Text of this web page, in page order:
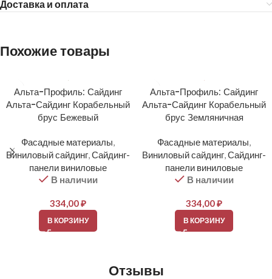
Доставка и оплата
Похожие товары
Альта-Профиль: Сайдинг
Альта-Сайдинг Корабельный
брус Бежевый
Фасадные материалы,
Виниловый сайдинг,Сайдинг-
панели виниловые
В наличии
334,00₽
В КОРЗИНУ
Альта-Профиль: Сайдинг
Альта-Сайдинг Корабельный
брус Земляничная
Фасадные материалы,
Виниловый сайдинг,Сайдинг-
панели виниловые
В наличии
334,00₽
В КОРЗИНУ
Отзывы